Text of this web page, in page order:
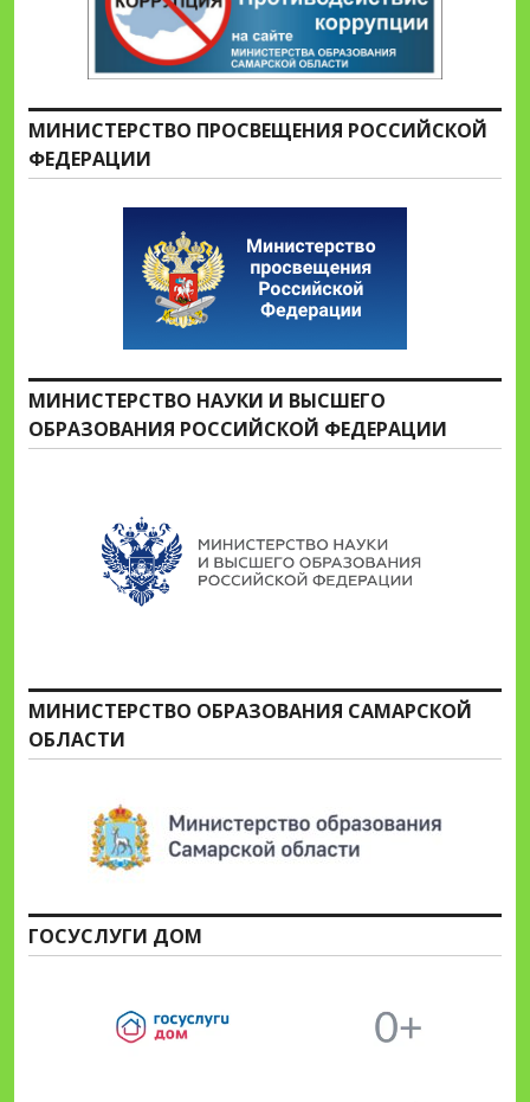
МИНИСТЕРСТВО ПРОСВЕЩЕНИЯ РОССИЙСКОЙ
ФЕДЕРАЦИИ
МИНИСТЕРСТВО НАУКИ И ВЫСШЕГО
ОБРАЗОВАНИЯ РОССИЙСКОЙ ФЕДЕРАЦИИ
МИНИСТЕРСТВО ОБРАЗОВАНИЯ САМАРСКОЙ
ОБЛАСТИ
ГОСУСЛУГИ ДОМ